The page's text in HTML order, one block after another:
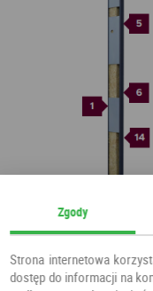
Zgody
Strona internetowa
dostęp do informacji na